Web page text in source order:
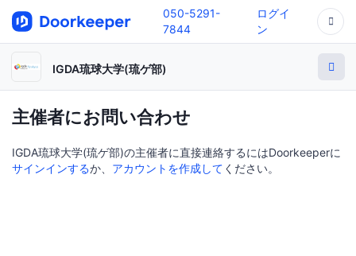
050-5291-
7844
ログイ
ン
IGDA琉球大学(琉ゲ部)
主催者にお問い合わせ
IGDA琉球大学(琉ゲ部)の主催者に直接連絡するにはDoorkeeperに
サインインするか、 アカウントを作成して ください。